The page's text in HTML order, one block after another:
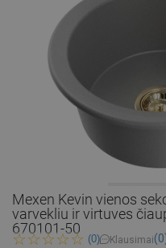
Mexen Kevin vienos
varvekliu ir virtuves
670101-50
(0) Klausimai